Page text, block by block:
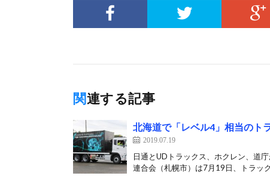
関連する記事
北海道で「レベル4」相当のト
2019.07.19
日通とUDトラックス、ホクレン、道
連合会（札幌市）は7月19日、トラッ